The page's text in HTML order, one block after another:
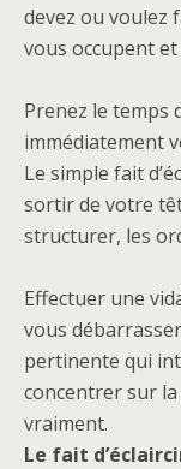
devez ou voulez
vous occupent
Prenez le
immédiatement
Le simple fait
sortir de votre
structurer, les
Effectuer une
vous
pertinente qui
concentrer sur
vraiment.
Le fait